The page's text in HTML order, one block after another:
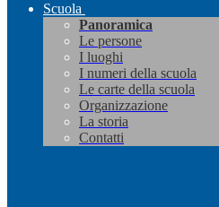
Scuola
Panoramica
Le persone
I luoghi
I numeri della scuola
Le carte della scuola
Organizzazione
La storia
Contatti